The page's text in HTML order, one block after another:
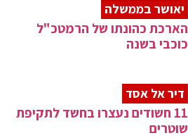
יאושר בממשלה
הארכת כהונתו של הרמטכ"ל
כוכבי בשנה
דיר אל אסד
11 חשודים נעצרו בחשד לתקיפת
שוטרים